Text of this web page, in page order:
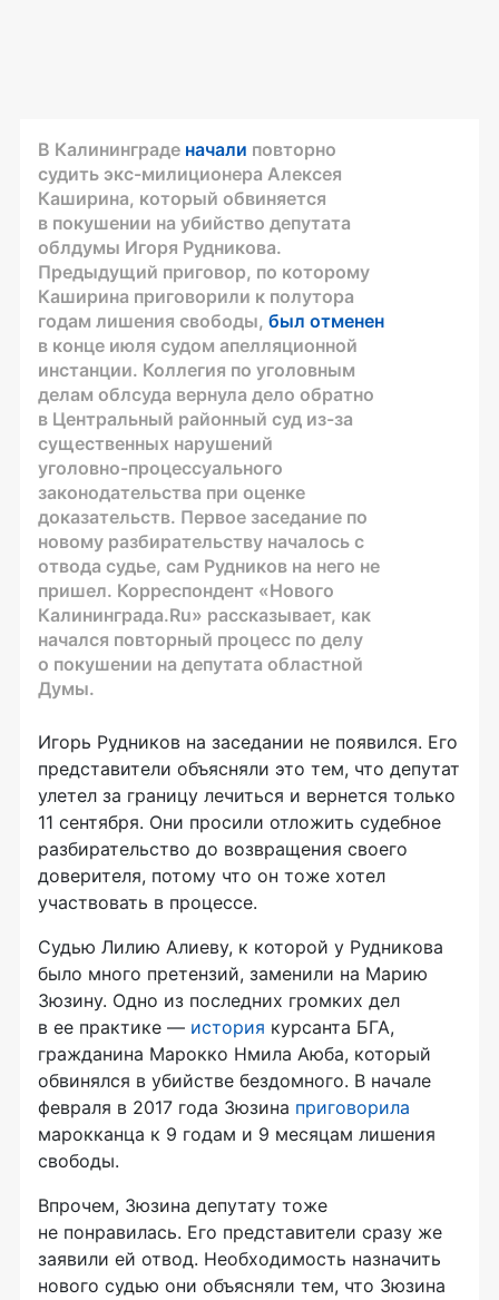
В Калининграде начали повторно
судить экс-милиционера Алексея
Каширина, который обвиняется
в покушении на убийство депутата
облдумы Игоря Рудникова.
Предыдущий приговор, по которому
Каширина приговорили к полутора
годам лишения свободы, был отменен
в конце июля судом апелляционной
инстанции. Коллегия по уголовным
делам облсуда вернула дело обратно
в Центральный районный суд из-за
существенных нарушений
уголовно-процессуального
законодательства при оценке
доказательств. Первое заседание по
новому разбирательству началось с
отвода судье, сам Рудников на него не
пришел. Корреспондент «Нового
Калининграда.Ru» рассказывает, как
начался повторный процесс по делу
о покушении на депутата областной
Думы.
Игорь Рудников на заседании не появился. Его
представители объясняли это тем, что депутат
улетел за границу лечиться и вернется только
11 сентября. Они просили отложить судебное
разбирательство до возвращения своего
доверителя, потому что он тоже хотел
участвовать в процессе.
Судью Лилию Алиеву, к которой у Рудникова
было много претензий, заменили на Марию
Зюзину. Одно из последних громких дел
в ее практике — история курсанта БГА,
гражданина Марокко Нмила Аюба, который
обвинялся в убийстве бездомного. В начале
февраля в 2017 года Зюзина приговорила
марокканца к 9 годам и 9 месяцам лишения
свободы.
Впрочем, Зюзина депутату тоже
не понравилась. Его представители сразу же
заявили ей отвод. Необходимость назначить
нового судью они объясняли тем, что Зюзина